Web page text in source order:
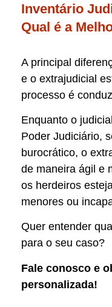
Inventário
Qual é a
A principal
e o extrajudicial
processo é
Enquanto o
Poder Judiciário,
burocrático, o
de maneira ágil e
os herdeiros
menores ou
Quer entender
para o seu caso?
Fale conosco e
personalizada!